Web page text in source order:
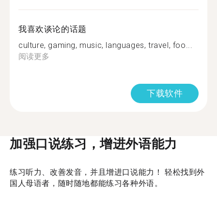
我喜欢谈论的话题
culture, gaming, music, languages, travel, foo...
阅读更多
下载软件
加强口说练习，增进外语能力
练习听力、改善发音，并且增进口说能力！ 轻松找到外
国人母语者，随时随地都能练习各种外语。